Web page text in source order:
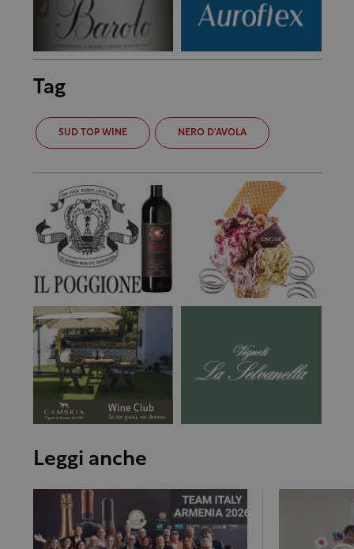
Tag
SUD TOP WINE NERO D'AVOLA
Leggi anche